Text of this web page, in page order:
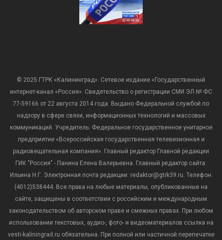
© 2025 ГТРК «Калининград». Сетевое издание «Государственный
интернет-канал «Россия». Свидетельство о регистрации СМИ ЭЛ № ФС
77-59166 от 22 августа 2014 года. Выдано Федеральной службой по
надзору в сфере связи, информационных технологий и массовых
коммуникаций. Учредитель: Федеральное государственное унитарное
предприятие «Всероссийская государственная телевизионная и
радиовещательная компания». Главный редактор Главной редакции
ГИК "Россия" - Панина Елена Валерьевна. Главный редактор сайта:
Ильина Н.Г. Электронная почта редакции: redaktor@gtrk39.ru. Телефон:
(4012)538444. Все права на любые материалы, опубликованные на
сайте, защищены в соответствии с российским и международным
законодательством об авторском праве и смежных правах. При любом
использовании текстовых, аудио-, фото- и видеоматериалов ссылка на
vesti-kaliningrad.ru обязательна. При полной или частичной перепечатке